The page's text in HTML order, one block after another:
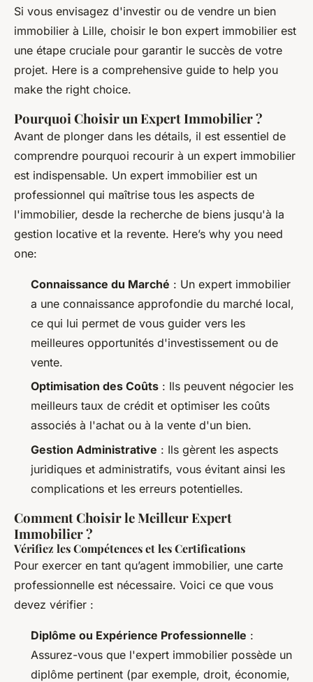
Si vous envisagez d'investir ou de vendre un bien
immobilier à Lille, choisir le bon expert immobilier est
une étape cruciale pour garantir le succès de votre
projet. Here is a comprehensive guide to help you
make the right choice.
Pourquoi Choisir un Expert Immobilier ?
Avant de plonger dans les détails, il est essentiel de
comprendre pourquoi recourir à un expert immobilier
est indispensable. Un expert immobilier est un
professionnel qui maîtrise tous les aspects de
l'immobilier, desde la recherche de biens jusqu'à la
gestion locative et la revente. Here’s why you need
one:
Connaissance du Marché : Un expert immobilier
a une connaissance approfondie du marché local,
ce qui lui permet de vous guider vers les
meilleures opportunités d'investissement ou de
vente.
Optimisation des Coûts : Ils peuvent négocier les
meilleurs taux de crédit et optimiser les coûts
associés à l'achat ou à la vente d'un bien.
Gestion Administrative : Ils gèrent les aspects
juridiques et administratifs, vous évitant ainsi les
complications et les erreurs potentielles.
Comment Choisir le Meilleur Expert
Immobilier ?
Vérifiez les Compétences et les Certifications
Pour exercer en tant qu’agent immobilier, une carte
professionnelle est nécessaire. Voici ce que vous
devez vérifier :
Diplôme ou Expérience Professionnelle :
Assurez-vous que l'expert immobilier possède un
diplôme pertinent (par exemple, droit, économie,